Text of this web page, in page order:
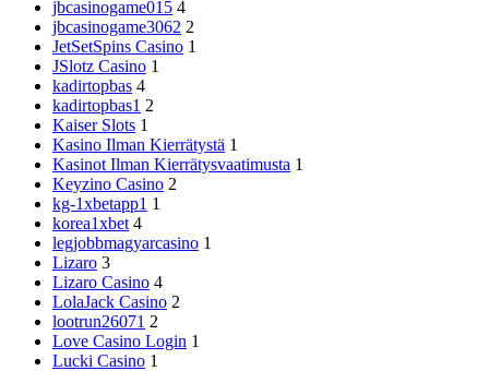
jbcasinogame015 4
jbcasinogame3062 2
JetSetSpins Casino 1
JSlotz Casino 1
kadirtopbas 4
kadirtopbas1 2
Kaiser Slots 1
Kasino Ilman Kierrätystä 1
Kasinot Ilman Kierrätysvaatimusta 1
Keyzino Casino 2
kg-1xbetapp1 1
korea1xbet 4
legjobbmagyarcasino 1
Lizaro 3
Lizaro Casino 4
LolaJack Casino 2
lootrun26071 2
Love Casino Login 1
Lucki Casino 1